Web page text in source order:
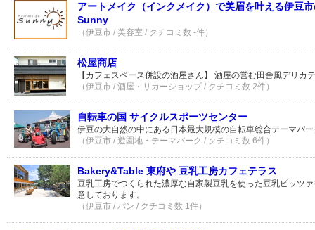
アートメイク（インクメイク）で美眉を叶える伊豆
Sunny
（伊豆市 / 美容室 / クチコミ数 -件）
松屋商店
【カフェスペース併設の酒屋さん】 酒屋の営む田舎風デリカ
（伊豆市 / 酒屋・リカーショップ / クチコミ数 2件）
自転車の国 サイクルスポーツセンター
伊豆の大自然の中にある日本最大規模の自転車総合テーマパ
（伊豆市 / 遊園地・テーマパーク / クチコミ数 6件）
Bakery&Table 東府や 豆乳工房カフェテラス
豆乳工房でつくられた濃厚な自家製豆乳を使った豆乳ピッツ
意しております。
（伊豆市 / パン / クチコミ数 1件）